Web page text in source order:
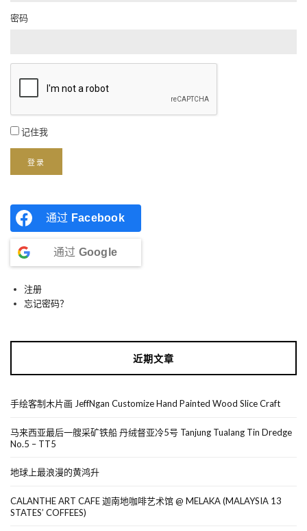
密码
记住我
登录
通过 Facebook
通过 Google
注册
忘记密码？
近期文章
手绘客制木片画 JeffNgan Customize Hand Painted Wood Slice Craft
马来西亚最后一艘采矿铁船 丹绒督亚冷5号 Tanjung Tualang Tin Dredge
No.5 – TT5
地球上最浪漫的黄鸿升
CALANTHE ART CAFE 迦南地咖啡艺术馆 @ MELAKA (MALAYSIA 13
STATES’ COFFEES)